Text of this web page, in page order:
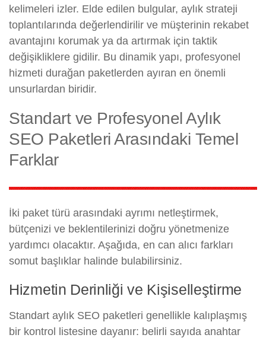
kelimeleri izler. Elde edilen bulgular, aylık strateji
toplantılarında değerlendirilir ve müşterinin rekabet
avantajını korumak ya da artırmak için taktik
değişikliklere gidilir. Bu dinamik yapı, profesyonel
hizmeti durağan paketlerden ayıran en önemli
unsurlardan biridir.
Standart ve Profesyonel Aylık
SEO Paketleri Arasındaki Temel
Farklar
İki paket türü arasındaki ayrımı netleştirmek,
bütçenizi ve beklentilerinizi doğru yönetmenize
yardımcı olacaktır. Aşağıda, en can alıcı farkları
somut başlıklar halinde bulabilirsiniz.
Hizmetin Derinliği ve Kişiselleştirme
Standart aylık SEO paketleri genellikle kalıplaşmış
bir kontrol listesine dayanır: belirli sayıda anahtar